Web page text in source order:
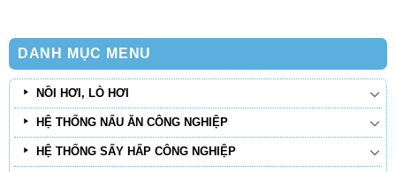
DANH MỤC MENU
NỒI HƠI, LÒ HƠI
HỆ THỐNG NẤU ĂN CÔNG NGHIỆP
HỆ THỐNG SẤY HẤP CÔNG NGHIỆP